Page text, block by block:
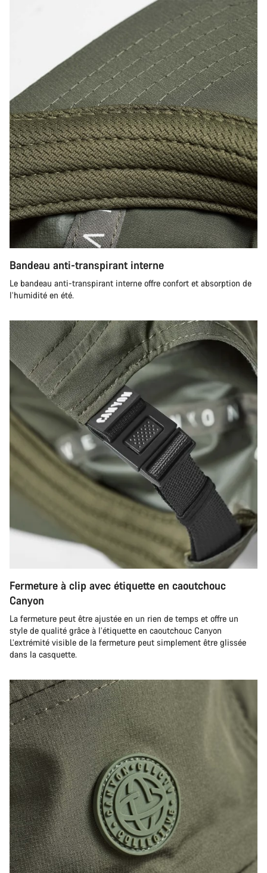
Bandeau anti-transpirant interne
Le bandeau anti-transpirant interne offre confort et absorption de
l’humidité en été.
Fermeture à clip avec étiquette en caoutchouc
Canyon
La fermeture peut être ajustée en un rien de temps et offre un
style de qualité grâce à l’étiquette en caoutchouc Canyon
L’extrémité visible de la fermeture peut simplement être glissée
dans la casquette.